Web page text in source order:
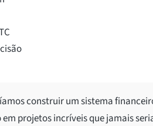
construir um sistema
projetos incríveis que jamais